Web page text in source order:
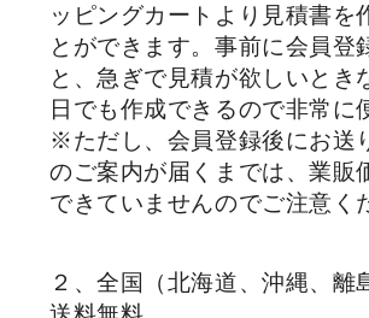
ッピングカートより見積書を
とができます。事前に会員登
と、急ぎで見積が欲しいとき
日でも作成できるので非常に
※ただし、会員登録後にお送
のご案内が届くまでは、業販
できていませんのでご注意く
２、全国（北海道、沖縄、離